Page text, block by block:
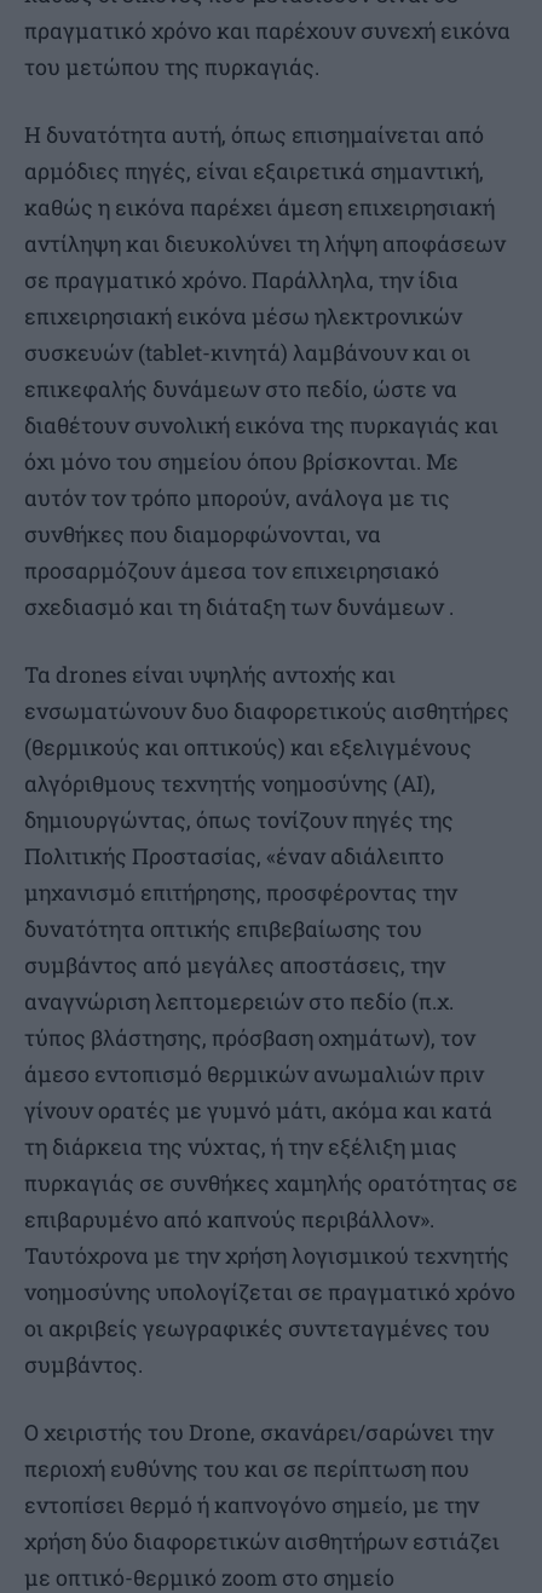
πραγματικό χρόνο και παρέχουν συνεχή εικόνα
του μετώπου της πυρκαγιάς.
Η δυνατότητα αυτή, όπως επισημαίνεται από
αρμόδιες πηγές, είναι εξαιρετικά σημαντική,
καθώς η εικόνα παρέχει άμεση επιχειρησιακή
αντίληψη και διευκολύνει τη λήψη αποφάσεων
σε πραγματικό χρόνο. Παράλληλα, την ίδια
επιχειρησιακή εικόνα μέσω ηλεκτρονικών
συσκευών (tablet-κινητά) λαμβάνουν και οι
επικεφαλής δυνάμεων στο πεδίο, ώστε να
διαθέτουν συνολική εικόνα της πυρκαγιάς και
όχι μόνο του σημείου όπου βρίσκονται. Με
αυτόν τον τρόπο μπορούν, ανάλογα με τις
συνθήκες που διαμορφώνονται, να
προσαρμόζουν άμεσα τον επιχειρησιακό
σχεδιασμό και τη διάταξη των δυνάμεων .
Τα drones είναι υψηλής αντοχής και
ενσωματώνουν δυο διαφορετικούς αισθητήρες
(θερμικούς και οπτικούς) και εξελιγμένους
αλγόριθμους τεχνητής νοημοσύνης (AI),
δημιουργώντας, όπως τονίζουν πηγές της
Πολιτικής Προστασίας, «έναν αδιάλειπτο
μηχανισμό επιτήρησης, προσφέροντας την
δυνατότητα οπτικής επιβεβαίωσης του
συμβάντος από μεγάλες αποστάσεις, την
αναγνώριση λεπτομερειών στο πεδίο (π.χ.
τύπος βλάστησης, πρόσβαση οχημάτων), τον
άμεσο εντοπισμό θερμικών ανωμαλιών πριν
γίνουν ορατές με γυμνό μάτι, ακόμα και κατά
τη διάρκεια της νύχτας, ή την εξέλιξη μιας
πυρκαγιάς σε συνθήκες χαμηλής ορατότητας σε
επιβαρυμένο από καπνούς περιβάλλον».
Ταυτόχρονα με την χρήση λογισμικού τεχνητής
νοημοσύνης υπολογίζεται σε πραγματικό χρόνο
οι ακριβείς γεωγραφικές συντεταγμένες του
συμβάντος.
Ο χειριστής του Drone, σκανάρει/σαρώνει την
περιοχή ευθύνης του και σε περίπτωση που
εντοπίσει θερμό ή καπνογόνο σημείο, με την
χρήση δύο διαφορετικών αισθητήρων εστιάζει
με οπτικό-θερμικό zoom στο σημείο